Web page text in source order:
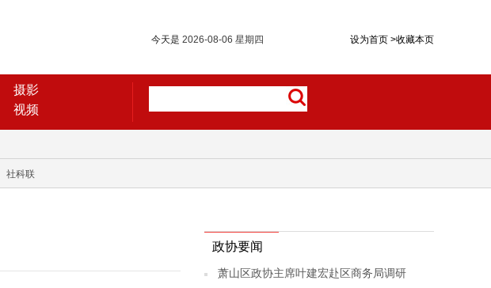
设为首页 >收藏本页
今天是 2026-08-06 星期四
摄影
视频
社科联
政协要闻
萧山区政协主席叶建宏赴区商务局调研